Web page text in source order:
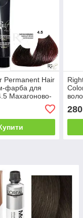
Permanent Hair
фарба для
Махагоново-
280